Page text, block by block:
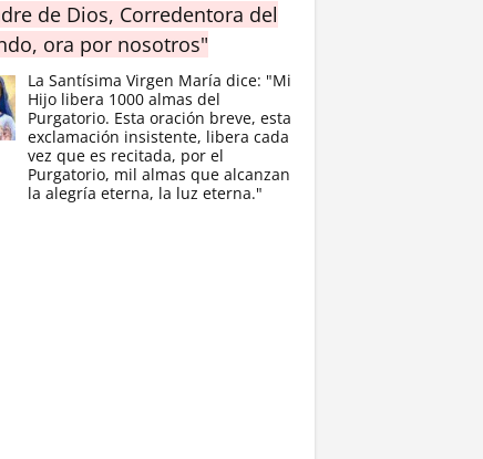
de Dios, Corredentora del
ora por nosotros"
La Santísima Virgen María dice: "Mi
Hijo libera 1000 almas del
Purgatorio. Esta oración breve, esta
exclamación insistente, libera cada
vez que es recitada, por el
Purgatorio, mil almas que alcanzan
la alegría eterna, la luz eterna."